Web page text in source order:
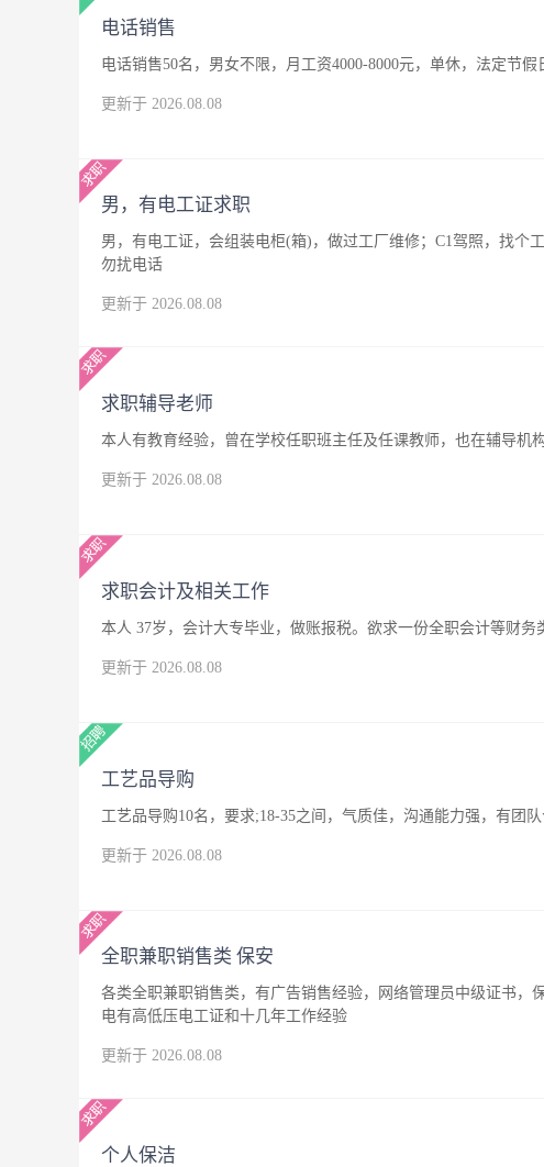
电话销售
电话销售50名，男女不限，月工资4000-8000元，单休，法定节假
更新于 2026.08.08
男，有电工证求职
男，有电工证，会组装电柜(箱)，做过工厂维修；C1驾照，找个
勿扰电话
更新于 2026.08.08
求职辅导老师
本人有教育经验，曾在学校任职班主任及任课教师，也在辅导机
更新于 2026.08.08
求职会计及相关工作
本人 37岁，会计大专毕业，做账报税。欲求一份全职会计等财务
更新于 2026.08.08
工艺品导购
工艺品导购10名，要求;18-35之间，气质佳，沟通能力强，有团
更新于 2026.08.08
全职兼职销售类 保安
各类全职兼职销售类，有广告销售经验，网络管理员中级证书，
电有高低压电工证和十几年工作经验
更新于 2026.08.08
个人保洁